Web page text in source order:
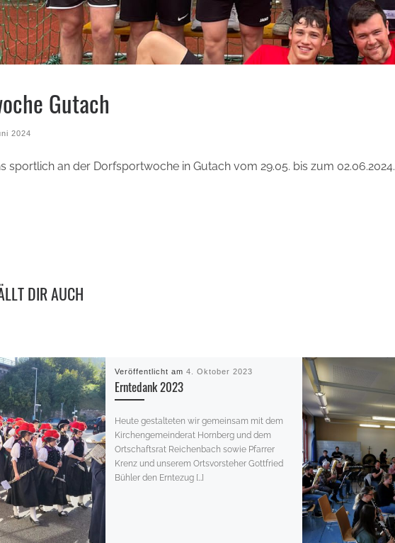
Gutach
2024
sportlich an der Dorfsportwoche in Gutach vom 29.05. bis zum 02.06.2024.
DIR AUCH
Veröffentlicht am 4. Oktober 2023
Erntedank 2023
Heute gestalteten wir gemeinsam mit dem
Kirchengemeinderat Hornberg und dem
Ortschaftsrat Reichenbach sowie Pfarrer
Krenz und unserem Ortsvorsteher Gottfried
Bühler den Erntezug […]